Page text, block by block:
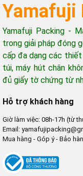
Yamafuji
Yamafuji Packing -
trong giải pháp đóng
cấp đa dạng các
túi, máy hút chân
đủ giấy tờ chứng từ
Hỗ trợ khách hàng
Giờ làm việc: 08h-17h (từ
Email:
Mua hàng - Góp ý - Bảo